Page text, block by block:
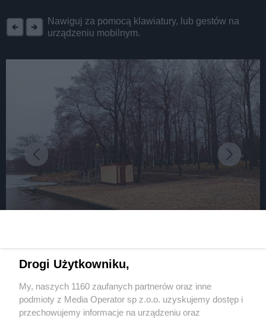
Nawiguj za pomocą klawiatury, lub gestów na
urządzeniu mobilnym.
Czy w Paprocanach powstanie sauna? MOSiR
odpowiedział na zapytanie tyskich radnych
Wydawca mediów lokalnych
Drogi Użytkowniku,
My, naszych 1160 zaufanych partnerów oraz inne
podmioty z Media Operator sp z.o.o. uzyskujemy dostęp i
przechowujemy informacje na urządzeniu oraz